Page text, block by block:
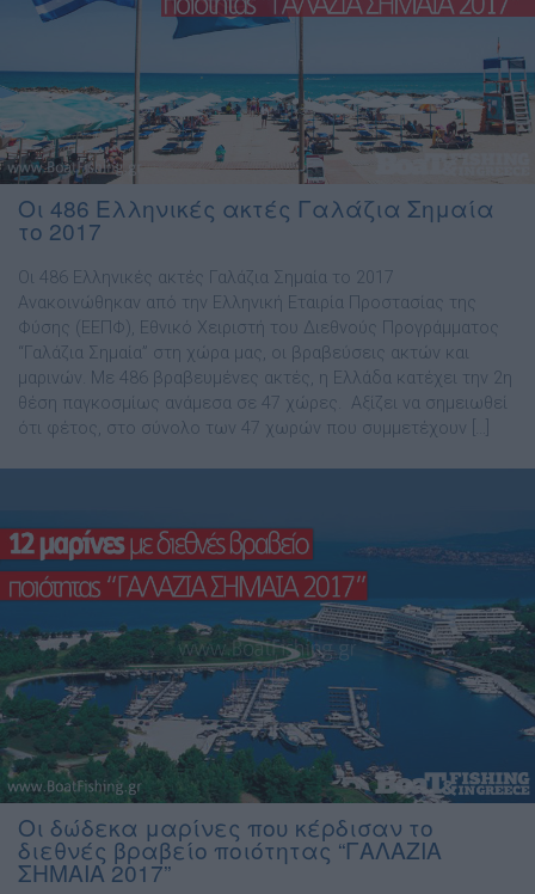
Οι 486 Ελληνικές ακτές Γαλάζια Σημαία
το 2017
Οι 486 Ελληνικές ακτές Γαλάζια Σημαία το 2017
Ανακοινώθηκαν από την Ελληνική Εταιρία Προστασίας της
Φύσης (ΕΕΠΦ), Εθνικό Χειριστή του Διεθνούς Προγράμματος
“Γαλάζια Σημαία” στη χώρα μας, οι βραβεύσεις ακτών και
μαρινών. Με 486 βραβευμένες ακτές, η Ελλάδα κατέχει την 2η
θέση παγκοσμίως ανάμεσα σε 47 χώρες. Αξίζει να σημειωθεί
ότι φέτος, στο σύνολο των 47 χωρών που συμμετέχουν […]
Οι δώδεκα μαρίνες που κέρδισαν το
διεθνές βραβείο ποιότητας “ΓΑΛΑΖΙΑ
ΣΗΜΑΙΑ 2017”